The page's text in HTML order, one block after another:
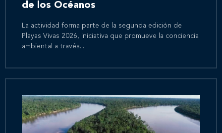
de los Océanos
La actividad forma parte de la segunda edición de
Playas Vivas 2026, iniciativa que promueve la conciencia
ambiental a través...